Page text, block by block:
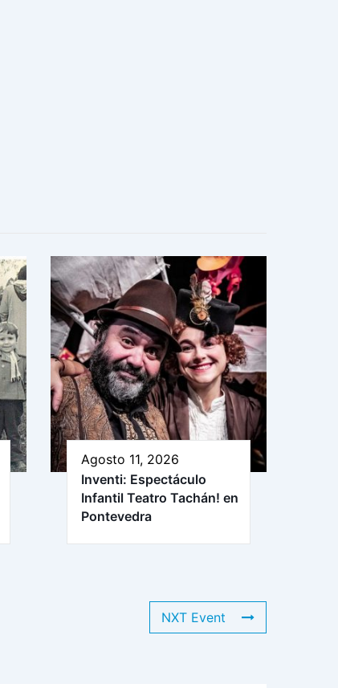
Agosto 11, 2026
Inventi: Espectáculo
Infantil Teatro Tachán! en
Pontevedra
NXT Event